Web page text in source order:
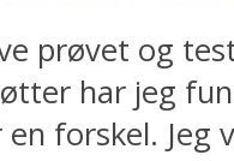
prøvet og
har jeg
forskel. Jeg